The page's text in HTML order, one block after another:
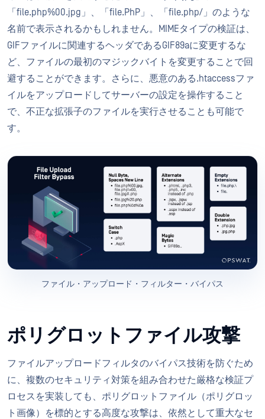
「file.php%00.jpg」、「file.PhP」、「file.php/」のような
名前で表示されるかもしれません。MIMEタイプの検証は、
GIFファイルに関連するヘッダであるGIF89aに変更するな
ど、ファイルの最初のマジックバイトを変更することで回
避することができます。さらに、悪意のある.htaccessファ
イルをアップロードしてサーバーの設定を操作すること
で、不正な拡張子のファイルを実行させることも可能で
す。
ファイル・アップロード・フィルター・バイパス
ポリグロットファイル攻撃
ファイルアップロードフィルタのバイパス技術を防ぐため
に、複数のセキュリティ対策を組み合わせた厳格な検証プ
ロセスを実装しても、ポリグロットファイル（ポリグロッ
ト画像）を標的とする高度な攻撃は、依然として重大なセ